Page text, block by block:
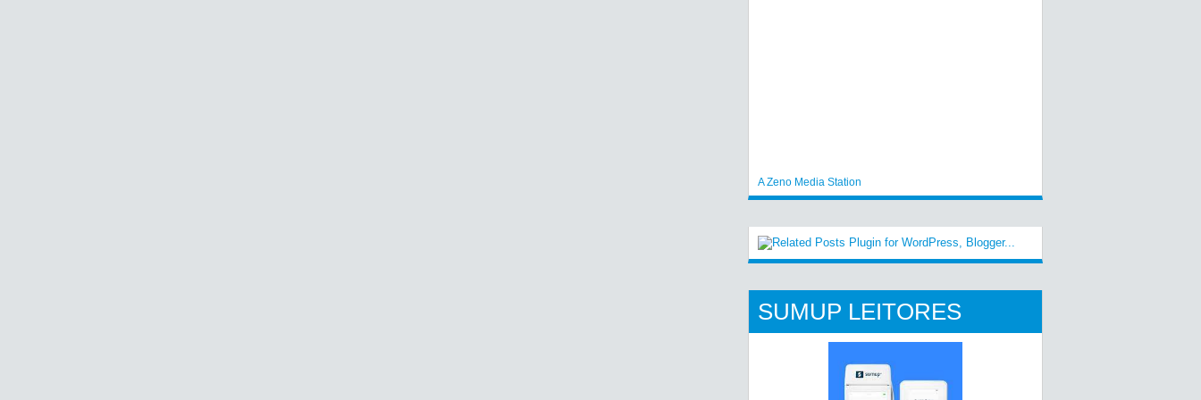
A Zeno Media Station
SUMUP LEITORES